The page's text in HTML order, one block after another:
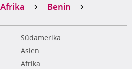
Afrika Benin
Südamerika
Asien
Afrika